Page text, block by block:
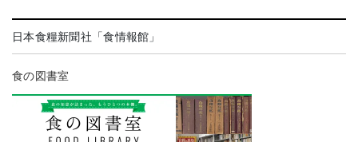
日本食糧新聞社「食情報館」
食の図書室